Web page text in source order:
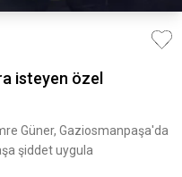
isteyen özel
Güner, Gaziosmanpaşa'da
şiddet uygula